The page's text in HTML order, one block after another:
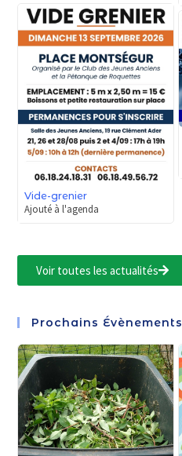
Vide-grenier
Ajouté à l'agenda
Voir toutes les actualités
Prochains Évènements